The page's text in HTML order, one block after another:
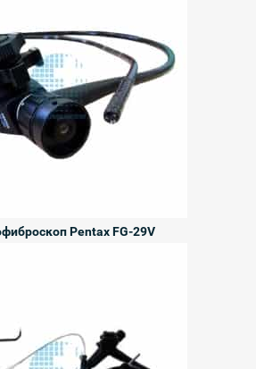
Pentax FG-29V